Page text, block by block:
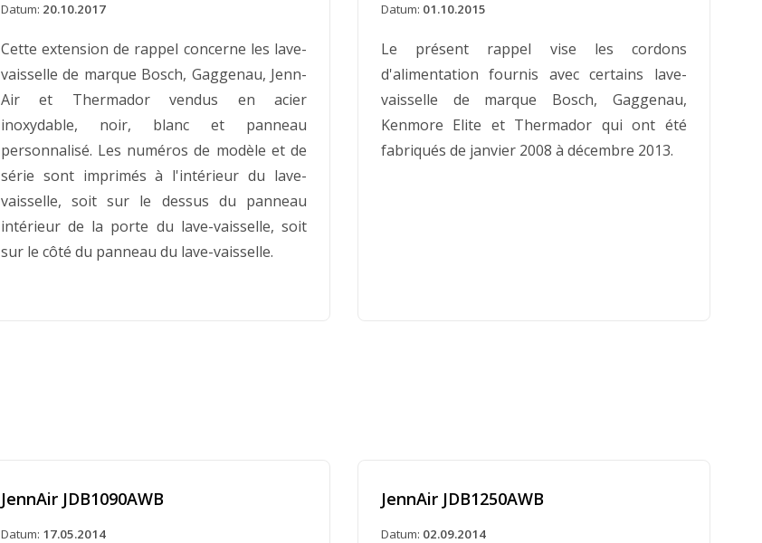
Datum: 20.10.2017
Cette extension de rappel concerne les lave-
vaisselle de marque Bosch, Gaggenau, Jenn-
Air et Thermador vendus en acier
inoxydable, noir, blanc et panneau
personnalisé. Les numéros de modèle et de
série sont imprimés à l'intérieur du lave-
vaisselle, soit sur le dessus du panneau
intérieur de la porte du lave-vaisselle, soit
sur le côté du panneau du lave-vaisselle.
Datum: 01.10.2015
Le présent rappel vise les cordons
d'alimentation fournis avec certains lave-
vaisselle de marque Bosch, Gaggenau,
Kenmore Elite et Thermador qui ont été
fabriqués de janvier 2008 à décembre 2013.
JennAir JDB1090AWB
Datum: 17.05.2014
JennAir JDB1250AWB
Datum: 02.09.2014